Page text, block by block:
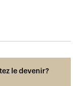
le devenir?